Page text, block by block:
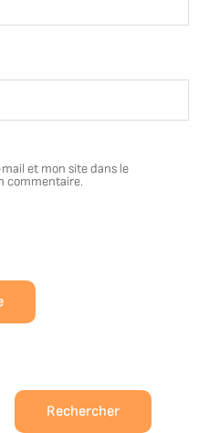
et mon site dans le
commentaire.
Rechercher